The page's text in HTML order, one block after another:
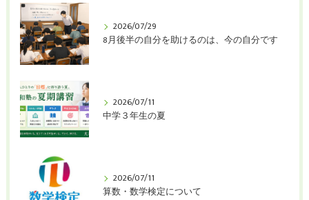
2026/07/29
8月後半の自分を助けるのは、今の自分です
2026/07/11
中学３年生の夏
2026/07/11
算数・数学検定について